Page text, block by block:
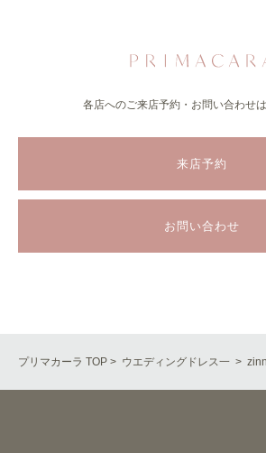
各店へのご来店予約・お問い合わせ
来店予約
お問い合わせ
プリマカーラ TOP > ウエディングドレス一 >